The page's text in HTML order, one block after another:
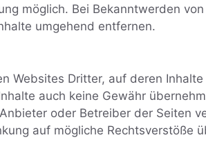
möglich. Bei Bekanntwerden
umgehend entfernen.
Websites Dritter, auf deren
auch keine Gewähr
oder Betreiber der Seiten
auf mögliche Rechtsverstöße